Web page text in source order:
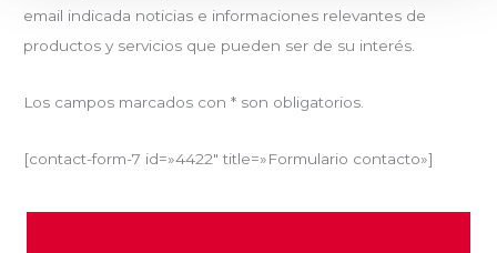
email indicada noticias e informaciones relevantes de
productos y servicios que pueden ser de su interés.
Los campos marcados con * son obligatorios.
[contact-form-7 id=»4422″ title=»Formulario contacto»]